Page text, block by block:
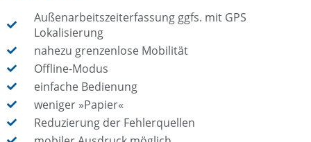
Außenarbeitszeiterfassung ggfs. mit GPS
Lokalisierung
nahezu grenzenlose Mobilität
Offline-Modus
einfache Bedienung
weniger »Papier«
Reduzierung der Fehlerquellen